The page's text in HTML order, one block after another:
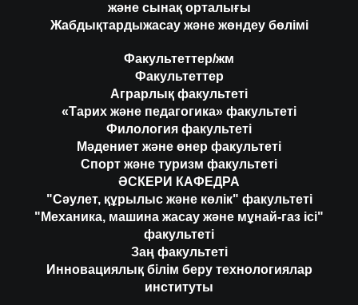
және сынақ орталығы
Жабдықтардыжасау және жөндеу бөлімі
Факультеттер/жм
Факультеттер
Аграрлық факультеті
«Тарих және педагогика» факультеті
Филология факультеті
Мәдениет және өнер факультеті
Спорт және туризм факультеті
ӘСКЕРИ КАФЕДРА
"Сәулет, құрылыс және көлік" факультеті
"Механика, машина жасау және мұнай-газ ісі"
факультеті
Заң факультеті
Инновациялық білім беру технологиялар
институты